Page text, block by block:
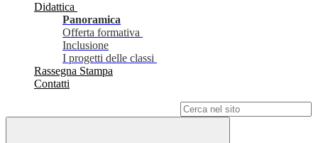
Didattica
Panoramica
Offerta formativa
Inclusione
I progetti delle classi
Rassegna Stampa
Contatti